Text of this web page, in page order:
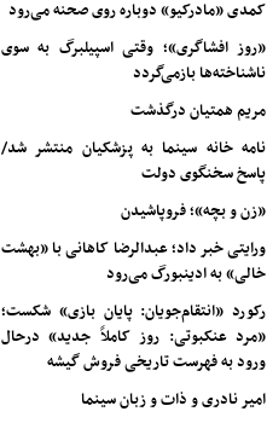
کمدی «مادرکیو» دوباره روی صحنه می‌رود
«روز افشاگری»؛ وقتی اسپیلبرگ به سوی
ناشناخته‌ها بازمی‌گردد
مریم همتیان درگذشت
نامه خانه سینما به پزشکیان منتشر شد/
پاسخ سخنگوی دولت
«زن و بچه»؛ فروپاشیدن
ورایتی خبر داد؛ عبدالرضا کاهانی با «بهشت
خالی» به ادینبورگ می‌رود
رکورد «انتقام‌جویان: پایان بازی» شکست؛
«مرد عنکبوتی: روز کاملاً جدید» درحال
ورود به فهرست تاریخی فروش گیشه
امیر نادری و ذات و زبان سینما